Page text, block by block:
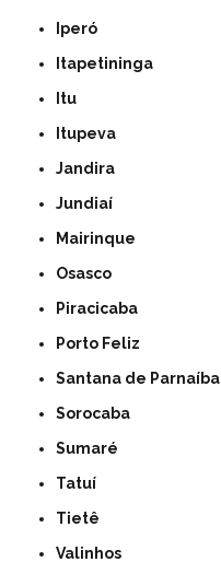
Iperó
Itapetininga
Itu
Itupeva
Jandira
Jundiaí
Mairinque
Osasco
Piracicaba
Porto Feliz
Santana de Parnaíba
Sorocaba
Sumaré
Tatuí
Tietê
Valinhos